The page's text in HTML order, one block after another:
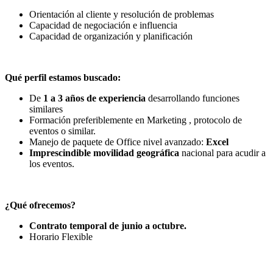
Orientación al cliente y resolución de problemas
Capacidad de negociación e influencia
Capacidad de organización y planificación
Qué perfil estamos buscado:
De 1 a 3 años de experiencia desarrollando funciones
similares
Formación preferiblemente en Marketing , protocolo de
eventos o similar.
Manejo de paquete de Office nivel avanzado: Excel
Imprescindible movilidad geográfica nacional para acudir a
los eventos.
¿Qué ofrecemos?
Contrato temporal de junio a octubre.
Horario Flexible